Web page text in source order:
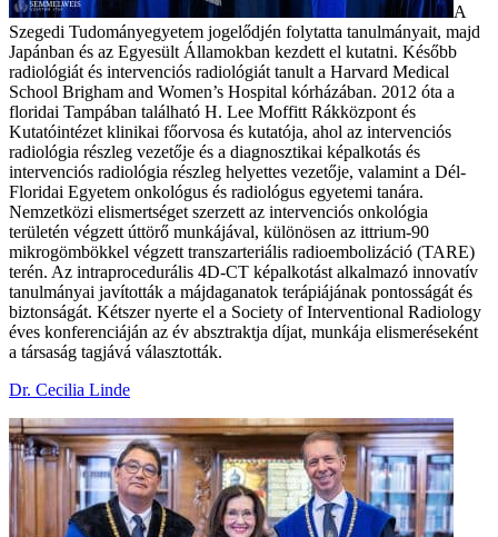
A
Szegedi Tudományegyetem jogelődjén folytatta tanulmányait, majd
Japánban és az Egyesült Államokban kezdett el kutatni. Később
radiológiát és intervenciós radiológiát tanult a Harvard Medical
School Brigham and Women’s Hospital kórházában. 2012 óta a
floridai Tampában található H. Lee Moffitt Rákközpont és
Kutatóintézet klinikai főorvosa és kutatója, ahol az intervenciós
radiológia részleg vezetője és a diagnosztikai képalkotás és
intervenciós radiológia részleg helyettes vezetője, valamint a Dél-
Floridai Egyetem onkológus és radiológus egyetemi tanára.
Nemzetközi elismertséget szerzett az intervenciós onkológia
területén végzett úttörő munkájával, különösen az ittrium-90
mikrogömbökkel végzett transzarteriális radioembolizáció (TARE)
terén. Az intraprocedurális 4D-CT képalkotást alkalmazó innovatív
tanulmányai javították a májdaganatok terápiájának pontosságát és
biztonságát. Kétszer nyerte el a Society of Interventional Radiology
éves konferenciáján az év absztraktja díjat, munkája elismeréseként
a társaság tagjává választották.
Dr. Cecilia Linde